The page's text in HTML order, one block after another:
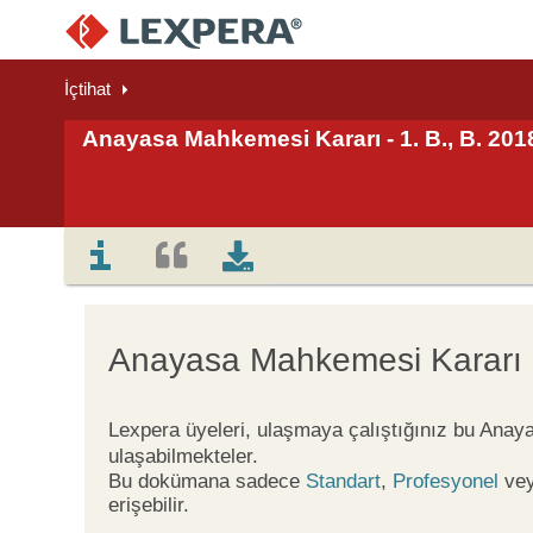
İçtihat
Anayasa Mahkemesi Kararı - 1. B., B.
Anayasa Mahkemesi Kararı
Lexpera üyeleri, ulaşmaya çalıştığınız bu
ulaşabilmekteler.
Bu dokümana sadece Standart, Profesyonel
erişebilir.